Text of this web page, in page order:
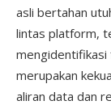
asli bertahan
lintas platform,
merupakan
aliran data dan